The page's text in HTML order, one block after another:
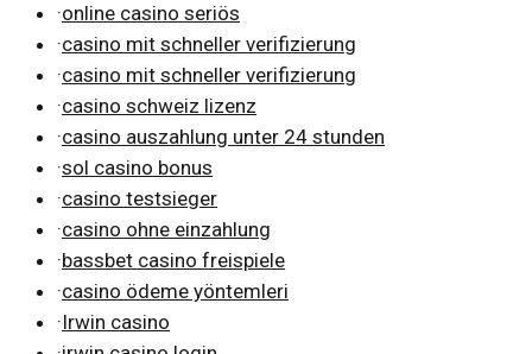
·online casino seriös
·casino mit schneller verifizierung
·casino mit schneller verifizierung
·casino schweiz lizenz
·casino auszahlung unter 24 stunden
·sol casino bonus
·casino testsieger
·casino ohne einzahlung
·bassbet casino freispiele
·casino ödeme yöntemleri
·Irwin casino